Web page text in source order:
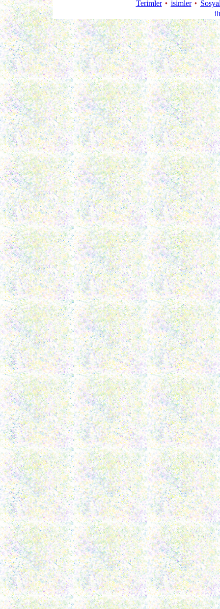
Terimler isimler